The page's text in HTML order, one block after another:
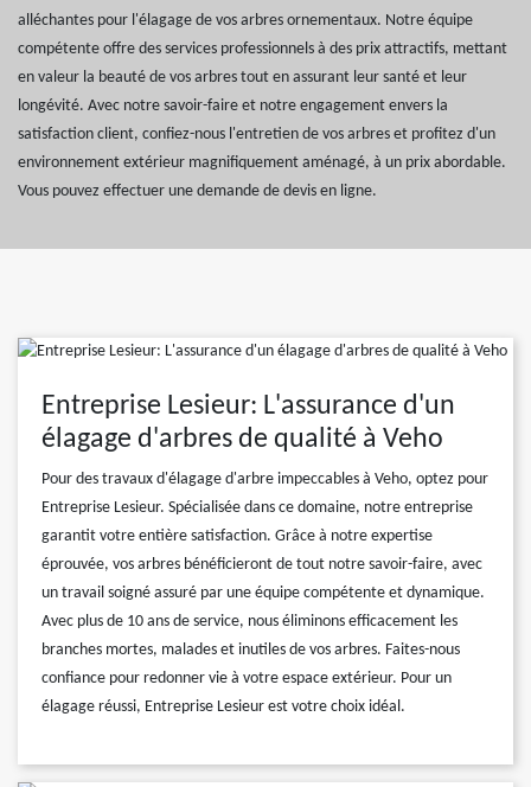
alléchantes pour l'élagage de vos arbres ornementaux. Notre équipe
compétente offre des services professionnels à des prix attractifs, mettant
en valeur la beauté de vos arbres tout en assurant leur santé et leur
longévité. Avec notre savoir-faire et notre engagement envers la
satisfaction client, confiez-nous l'entretien de vos arbres et profitez d'un
environnement extérieur magnifiquement aménagé, à un prix abordable.
Vous pouvez effectuer une demande de devis en ligne.
Entreprise Lesieur: L'assurance d'un
élagage d'arbres de qualité à Veho
Pour des travaux d'élagage d'arbre impeccables à Veho, optez pour
Entreprise Lesieur. Spécialisée dans ce domaine, notre entreprise
garantit votre entière satisfaction. Grâce à notre expertise
éprouvée, vos arbres bénéficieront de tout notre savoir-faire, avec
un travail soigné assuré par une équipe compétente et dynamique.
Avec plus de 10 ans de service, nous éliminons efficacement les
branches mortes, malades et inutiles de vos arbres. Faites-nous
confiance pour redonner vie à votre espace extérieur. Pour un
élagage réussi, Entreprise Lesieur est votre choix idéal.